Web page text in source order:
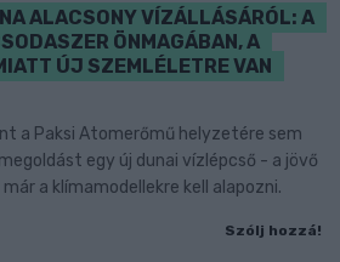
ALACSONY VÍZÁLLÁSÁRÓL: A
ÖNMAGÁBAN, A
ÚJ SZEMLÉLETRE VAN
a Paksi Atomerőmű helyzetére sem
egy új dunai vízlépcső - a jövő
a klímamodellekre kell alapozni.
Szólj hozzá!